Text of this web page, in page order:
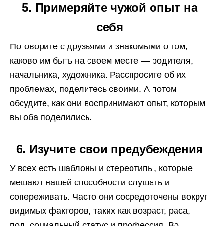
5. Примеряйте чужой опыт на
себя
Поговорите с друзьями и знакомыми о том,
каково им быть на своем месте — родителя,
начальника, художника. Расспросите об их
проблемах, поделитесь своими. А потом
обсудите, как они воспринимают опыт, которым
вы оба поделились.
6. Изучите свои предубеждения
У всех есть шаблоны и стереотипы, которые
мешают нашей способности слушать и
сопереживать. Часто они сосредоточены вокруг
видимых факторов, таких как возраст, раса,